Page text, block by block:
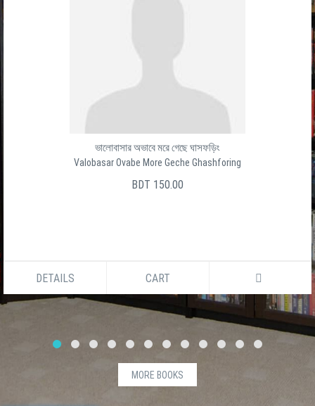
ভালোবাসার অভাবে মরে গেছে ঘাসফড়িং
Valobasar Ovabe More Geche Ghashforing
BDT 150.00
DETAILS CART
MORE BOOKS